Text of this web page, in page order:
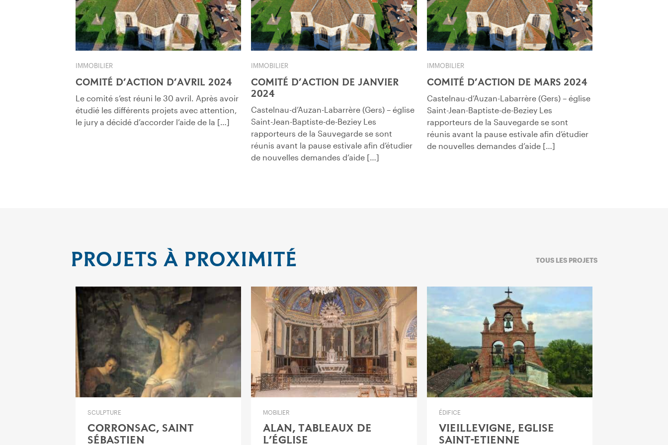
IMMOBILIER
COMITÉ D’ACTION D’AVRIL 2024
Le comité s’est réuni le 30 avril. Après avoir
étudié les différents projets avec attention,
le jury a décidé d’accorder l’aide de la […]
IMMOBILIER
COMITÉ D’ACTION DE JANVIER
2024
Castelnau-d’Auzan-Labarrère (Gers) – église
Saint-Jean-Baptiste-de-Beziey Les
rapporteurs de la Sauvegarde se sont
réunis avant la pause estivale afin d’étudier
de nouvelles demandes d’aide […]
IMMOBILIER
COMITÉ D’ACTION DE MARS 2024
Castelnau-d’Auzan-Labarrère (Gers) – église
Saint-Jean-Baptiste-de-Beziey Les
rapporteurs de la Sauvegarde se sont
réunis avant la pause estivale afin d’étudier
de nouvelles demandes d’aide […]
TOUS LES PROJETS
PROJETS À PROXIMITÉ
SCULPTURE
CORRONSAC, SAINT
SÉBASTIEN
MOBILIER
ALAN, TABLEAUX DE
L’ÉGLISE
ÉDIFICE
VIEILLEVIGNE, EGLISE
SAINT-ETIENNE